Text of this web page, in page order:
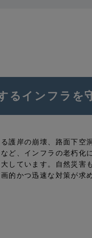
るインフラを
護岸の崩壊、路面下空
ど、インフラの老朽化
しています。自然災害
的かつ迅速な対策が求